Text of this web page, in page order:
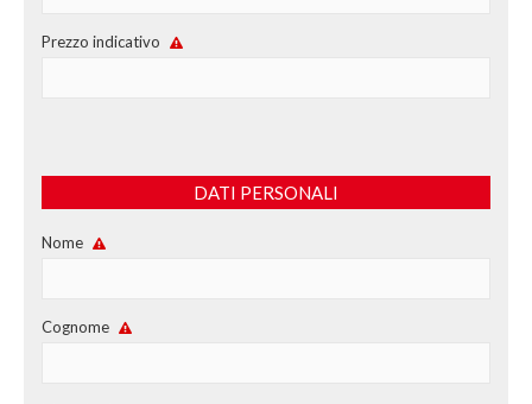
Prezzo indicativo
DATI PERSONALI
Nome
Cognome